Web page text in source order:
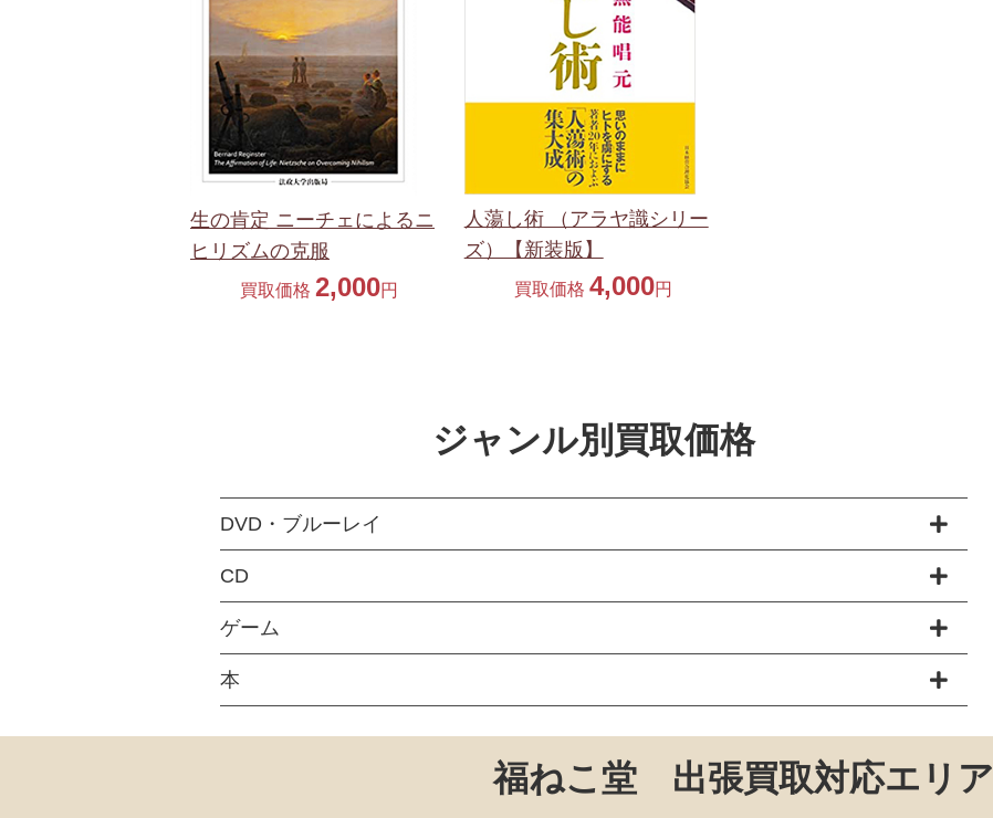
生の肯定 ニーチェによるニ
ヒリズムの克服
買取価格2,000円
人蕩し術 （アラヤ識シリー
ズ）【新装版】
買取価格 4,000円
ジャンル別買取価格
DVD・ブルーレイ
CD
ゲーム
本
福ねこ堂 出張買取対応エリア